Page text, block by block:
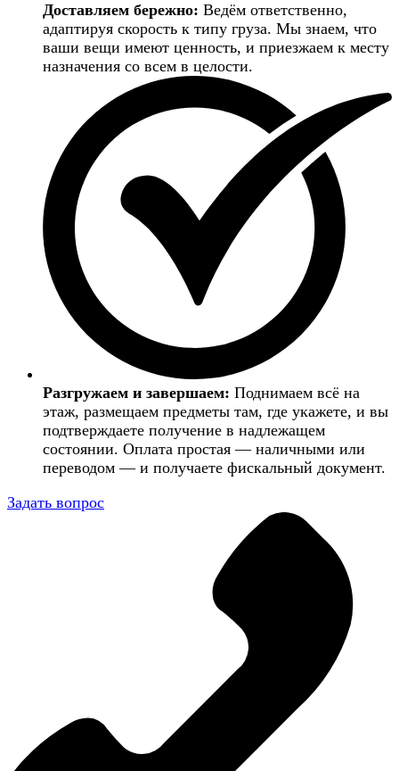
Доставляем бережно: Ведём ответственно,
адаптируя скорость к типу груза. Мы знаем, что
ваши вещи имеют ценность, и приезжаем к месту
назначения со всем в целости.
Разгружаем и завершаем: Поднимаем всё на
этаж, размещаем предметы там, где укажете, и вы
подтверждаете получение в надлежащем
состоянии. Оплата простая — наличными или
переводом — и получаете фискальный документ.
Задать вопрос